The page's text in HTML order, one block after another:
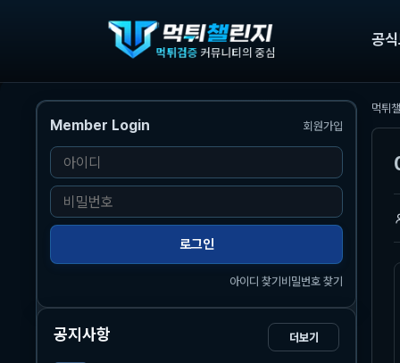
공
Member Login 회원가입
아
이
비
밀
호
로그인
아이디 찾기 비밀번호 찾기
공지사항 더보기
먹튀